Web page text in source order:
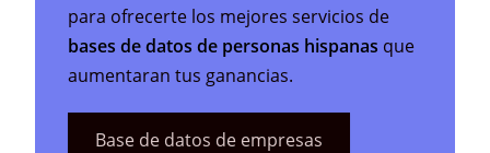
para ofrecerte los mejores servicios de
bases de datos de personas hispanas que
aumentaran tus ganancias.
Base de datos de empresas